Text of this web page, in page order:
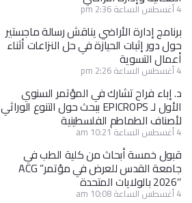
4 أغسطس الساعة 2:36 pm
برنامج إدارة الأراضي يناقش رسالة ماجستير
حول دور إثبات الحيازة في حل النزاعات أثناء
أعمال التسوية
4 أغسطس الساعة 2:26 pm
د. إباء فراح تشارك في المؤتمر السنوي
الأول لـ EPICROPS ببحث حول التنوع الوراثي
لأصناف الطماطم الفلسطينية
4 أغسطس الساعة 10:21 am
قبول خمسة أبحاث من كلية الطب في
جامعة القدس للعرض في مؤتمر” ACG
2026″ بالولايات المتحدة
4 أغسطس الساعة 10:08 am